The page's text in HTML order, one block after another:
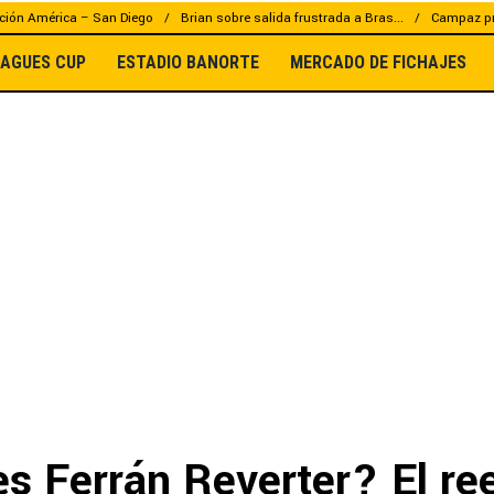
América – San Diego Brian sobre salida frustrada a Bras... Campaz
CUP ESTADIO BANORTE MERCADO DE FICHAJES
Ferrán Reverter? El